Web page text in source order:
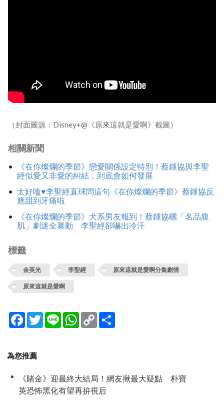
（封面圖源：Disney+@《原來這就是愛啊》截圖）
相關新聞
《在你燦爛的季節》戀愛關係設定特別！蔡鍾協與李聖
經似愛又非愛的糾結，到底會如何發展
太好嗑♥︎李聖經直球問這句《在你燦爛的季節》蔡鍾協反
應甜到牙痛啦
《在你燦爛的季節》犬系男友報到！蔡鍾協曬「名品腹
肌」劇迷全暴動 李聖經卻嚇出冷汗
標籤
金英光 李聖經 原來這就是愛啊分集劇情
原來這就是愛啊
Facebook
TwitterLine WhatsApp
Copy
Link
為您推薦
《賭金》迎最終大結局！網友揪最大疑點 朴寶
英恐怖黑化有望再拚視后